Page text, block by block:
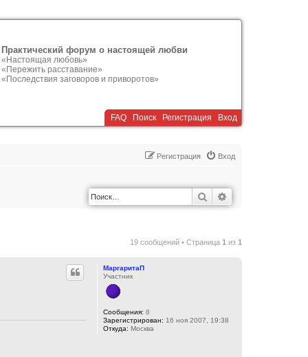
Практический форум о настоящей любви
«Настоящая любовь»
«Пережить расставание»
«Последствия заговоров и приворотов»
FAQ Поиск Регистрация Вход
Вход
Регистрация
Поиск
19 сообщений • Страница 1 из 1
МаргаритаП
Участник
Сообщения: 8
Зарегистрирован: 16 ноя 2007, 19:38
Откуда: Москва